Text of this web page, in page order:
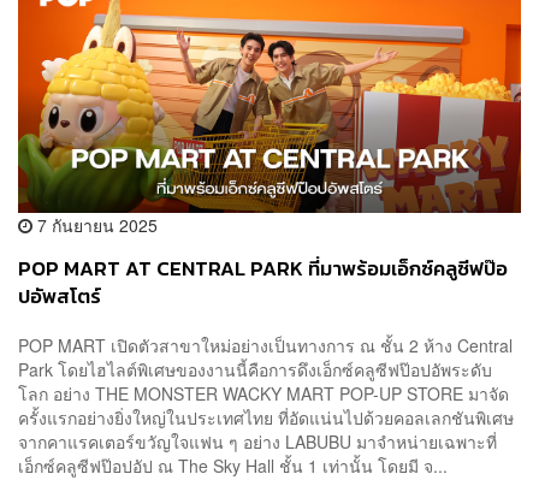
7 กันยายน 2025
POP MART AT CENTRAL PARK ที่มาพร้อมเอ็กซ์คลูซีฟป๊อ
ปอัพสโตร์
POP MART เปิดตัวสาขาใหม่อย่างเป็นทางการ ณ ชั้น 2 ห้าง Central
Park โดยไฮไลต์พิเศษของงานนี้คือการดึงเอ็กซ์คลูซีฟป๊อปอัพระดับ
โลก อย่าง THE MONSTER WACKY MART POP-UP STORE มาจัด
ครั้งแรกอย่างยิ่งใหญ่ในประเทศไทย ที่อัดแน่นไปด้วยคอลเลกชันพิเศษ
จากคาแรคเตอร์ขวัญใจแฟน ๆ อย่าง LABUBU มาจำหน่ายเฉพาะที่
เอ็กซ์คลูซีฟป๊อปอัป ณ The Sky Hall ชั้น 1 เท่านั้น โดยมี จ...